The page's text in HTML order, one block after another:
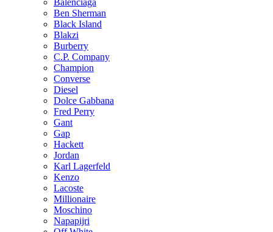
Balenciaga
Ben Sherman
Black Island
Blakzi
Burberry
C.P. Company
Champion
Converse
Diesel
Dolce Gabbana
Fred Perry
Gant
Gap
Hackett
Jordan
Karl Lagerfeld
Kenzo
Lacoste
Millionaire
Moschino
Napapijri